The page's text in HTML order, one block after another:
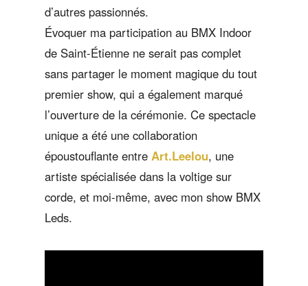
d’autres passionnés.
Évoquer ma participation au BMX Indoor
de Saint-Étienne ne serait pas complet
sans partager le moment magique du tout
premier show, qui a également marqué
l’ouverture de la cérémonie. Ce spectacle
unique a été une collaboration
époustouflante entre Art.Leelou, une
artiste spécialisée dans la voltige sur
corde, et moi-même, avec mon show BMX
Leds.